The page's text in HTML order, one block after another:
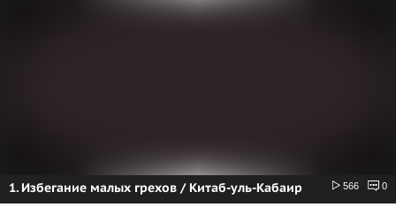
1. Избегание малых грехов / Китаб-уль-Кабаир 566 0